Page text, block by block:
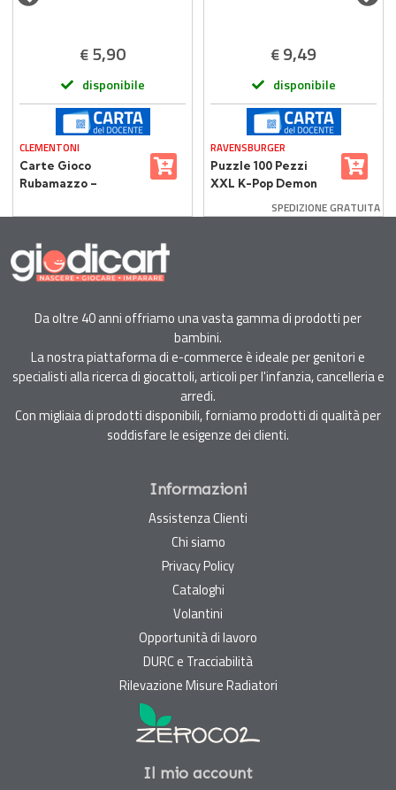
€5,90
disponibile
CLEMENTONI
Carte Gioco
Rubamazzo –
Illustrato per i Più
€9,49
disponibile
RAVENSBURGER
Puzzle 100 Pezzi
XXL K-Pop Demon
SPEDIZIONE GRATUITA
Da oltre 40 anni offriamo una vasta gamma di prodotti per
bambini.
La nostra piattaforma di e-commerce è ideale per genitori e
specialisti alla ricerca di giocattoli, articoli per l'infanzia, cancelleria e
arredi.
Con migliaia di prodotti disponibili, forniamo prodotti di qualità per
soddisfare le esigenze dei clienti.
Informazioni
Assistenza Clienti
Chi siamo
Privacy Policy
Cataloghi
Volantini
Opportunità di lavoro
DURC e Tracciabilità
Rilevazione Misure Radiatori
Il mio account